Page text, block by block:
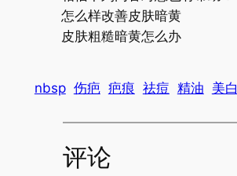
怎么样改善皮肤暗黄
皮肤粗糙暗黄怎么办
nbsp 伤疤 疤痕 祛痘 精油 美白
评论